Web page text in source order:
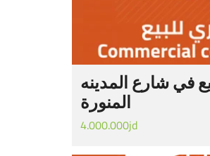
في شارع المدينه
المنورة
4.000.000jd